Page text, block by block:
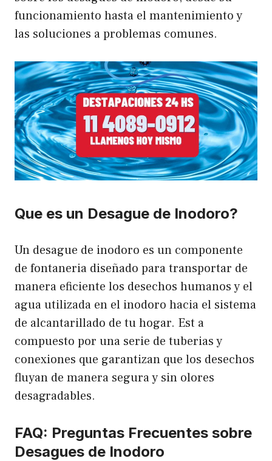
funcionamiento hasta el mantenimiento y
las soluciones a problemas comunes.
Que es un Desague de Inodoro?
Un desague de inodoro es un componente
de fontaneria diseñado para transportar de
manera eficiente los desechos humanos y el
agua utilizada en el inodoro hacia el sistema
de alcantarillado de tu hogar. Est a
compuesto por una serie de tuberias y
conexiones que garantizan que los desechos
fluyan de manera segura y sin olores
desagradables.
FAQ: Preguntas Frecuentes sobre
Desagues de Inodoro